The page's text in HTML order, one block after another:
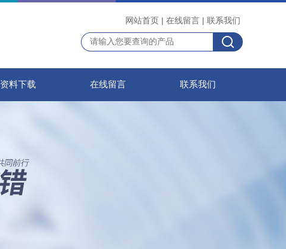
网站首页 | 在线留言 | 联系我们
资料下载 在线留言 联系我们